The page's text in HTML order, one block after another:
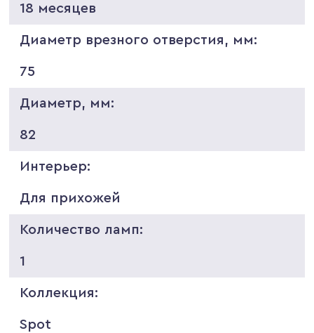
18 месяцев
Диаметр врезного отверстия, мм:
75
Диаметр, мм:
82
Интерьер:
Для прихожей
Количество ламп:
1
Коллекция:
Spot